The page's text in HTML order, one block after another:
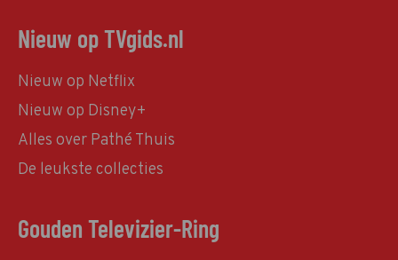
Nieuw op TVgids.nl
Nieuw op Netflix
Nieuw op Disney+
Alles over Pathé Thuis
De leukste collecties
Gouden Televizier-Ring